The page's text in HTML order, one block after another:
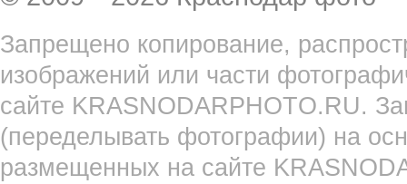
Запрещено копирование,
изображений или части
сайте KRASNODARPHOTO.RU.
(переделывать фотографии) на
размещенных на сайте